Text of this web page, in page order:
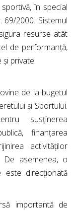
în special
2000. Sistemul
resurse atât
de performanță,
private.
de la bugetul
și Sportului.
susținerea
finanțarea
activităților
De asemenea, o
este direcționată
importantă de